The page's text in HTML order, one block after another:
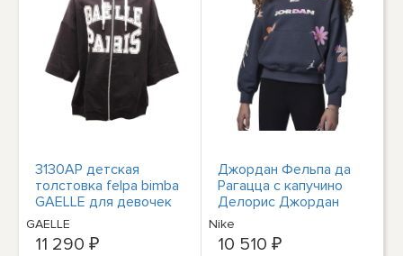
3130AP детская
толстовка felpa bimba
GAELLE для девочек
на молнии
GAELLE
11 290 ₽
Джордан Фельпа да
Рагацца с капучино
Делорис Джордан
Флауэр Гриджиа
Кодис 45С...
Nike
10 510 ₽